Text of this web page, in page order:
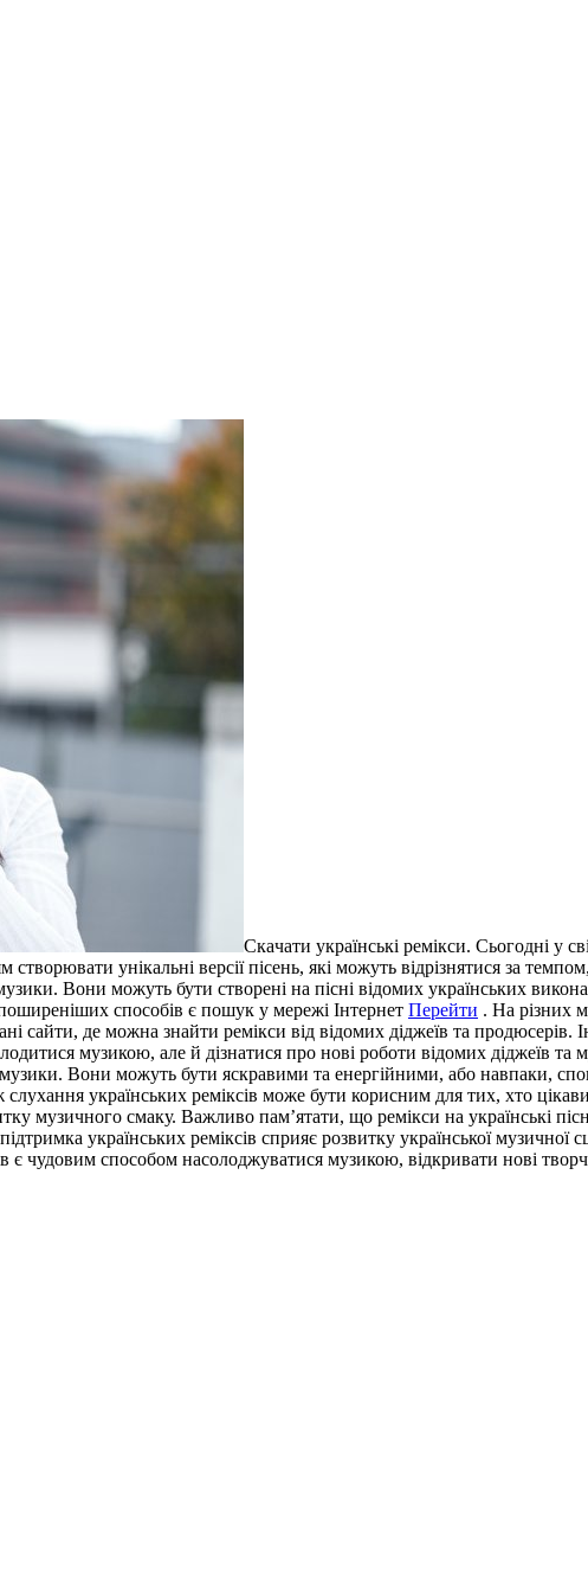
Скaчaти укрaїнські рeмікси. Сьогодні у
унікальні версії пісень, які можуть відрізнятися за
Вони можуть бути створені на пісні відомих українських
способів є пошук у мережі Інтернет Перейти . На різних
сайти, де можна знайти ремікси від відомих діджеїв та
музикою, але й дізнатися про нові роботи відомих діджеїв та
Вони можуть бути яскравими та енергійними, або навпаки,
українських реміксів може бути корисним для тих, хто
смаку. Важливо пам’ятати, що ремікси на українські
українських реміксів сприяє розвитку української музичної
чудовим способом насолоджуватися музикою, відкривати нові